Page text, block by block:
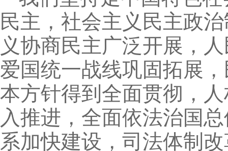
民主，社会主义民主政
义协商民主广泛开展，
爱国统一战线巩固拓展
本方针得到全面贯彻，
入推进，全面依法治国
系加快建设，司法体制